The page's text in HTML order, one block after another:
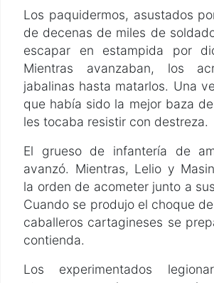
Los paquidermos, asustados
de decenas de miles de
escapar en estampida por
Mientras avanzaban, los
jabalinas hasta matarlos. Una
que había sido la mejor baza
les tocaba resistir con destreza.
El grueso de infantería de
avanzó. Mientras, Lelio y
la orden de acometer junto a
Cuando se produjo el choque
caballeros cartagineses se
contienda.
Los experimentados